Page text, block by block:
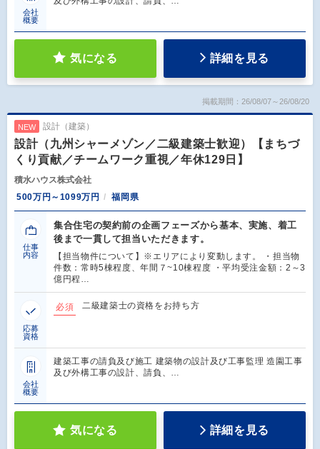
会社
概要
気になる 詳細を見る
掲載期間：26/08/07～26/08/20
NEW 設計（建築）
設計（九州シャーメゾン／二級建築士歓迎）【まちづ
くり貢献／チームワーク重視／年休129日】
積水ハウス株式会社
500万円～1099万円
福岡県
仕事
内容
集合住宅の契約前の企画フェーズから基本、実施、着工
後まで一貫して担当いただきます。
【担当物件について】※エリアにより変動します。 ・担当物
件数：常時5棟程度、年間７~10棟程度 ・平均受注金額：2～3
億円程…
応募
資格
必須 二級建築士の資格をお持ち方
会社
概要
建築工事の請負及び施工 建築物の設計及び工事監理 造園工事
及び外構工事の設計、請負、…
気になる 詳細を見る